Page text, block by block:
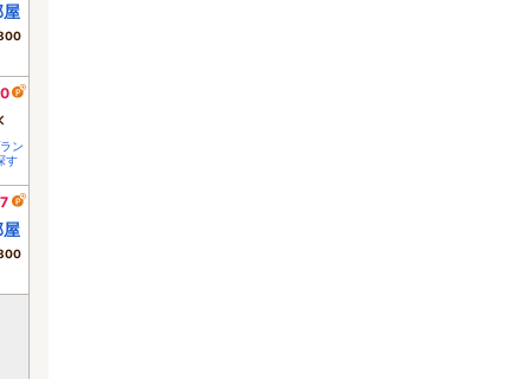
屋
ン
す
屋